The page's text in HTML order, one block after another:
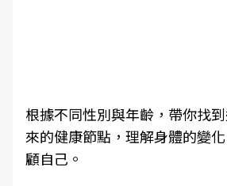
根據不同性別與年齡，帶你找
來的健康節點，理解身體的變
顧自己。